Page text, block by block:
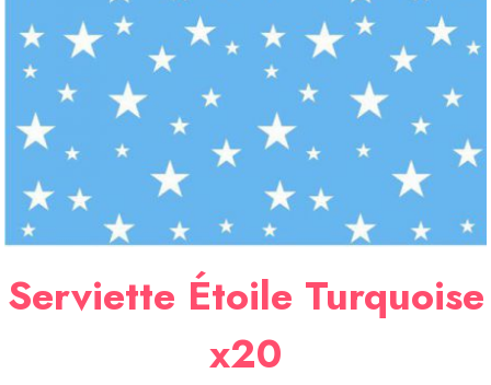
OCCASIONS
SPÉCIALES
DÉCO
TABLE
ET
CONTACT
Serviette Étoile Turquoise
x20